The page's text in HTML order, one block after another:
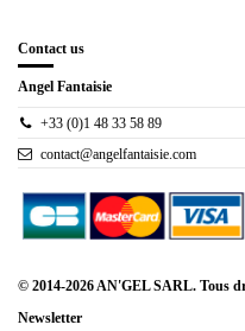
Contact us
Angel Fantaisie
+33 (0)1 48 33 58 89
contact@angelfantaisie.com
© 2014-2026 AN'GEL SARL. Tous
Newsletter